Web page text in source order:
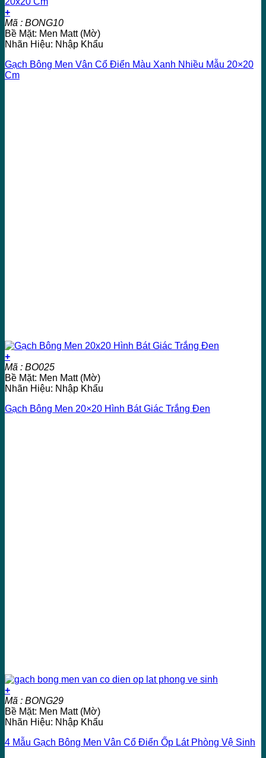
+
Mã : BONG10
Bề Mặt: Men Matt (Mờ)
Nhãn Hiệu: Nhập Khẩu
Gạch Bông Men Vân Cổ Điển Màu Xanh Nhiều Mẫu 20×20
Cm
+
Mã : BO025
Bề Mặt: Men Matt (Mờ)
Nhãn Hiệu: Nhập Khẩu
Gạch Bông Men 20×20 Hình Bát Giác Trắng Đen
+
Mã : BONG29
Bề Mặt: Men Matt (Mờ)
Nhãn Hiệu: Nhập Khẩu
4 Mẫu Gạch Bông Men Vân Cổ Điển Ốp Lát Phòng Vệ Sinh